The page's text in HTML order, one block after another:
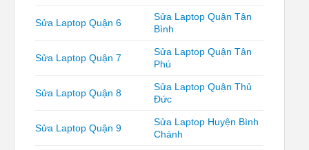
Sửa Laptop Quận 6
Sửa Laptop Quận Tân
Bình
Sửa Laptop Quận 7
Sửa Laptop Quận Tân
Phú
Sửa Laptop Quận 8
Sửa Laptop Quận Thủ
Đức
Sửa Laptop Quận 9
Sửa Laptop Huyện Bình
Chánh